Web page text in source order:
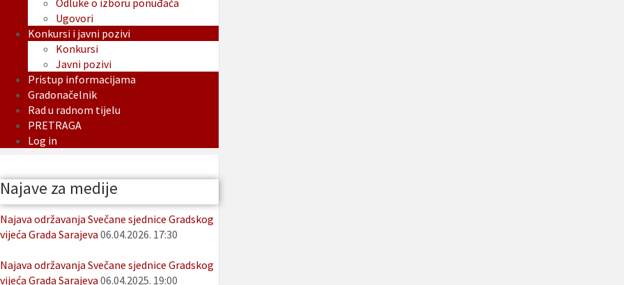
Odluke o izboru ponuđača
Ugovori
Konkursi i javni pozivi
Konkursi
Javni pozivi
Pristup informacijama
Gradonačelnik
Rad u radnom tijelu
PRETRAGA
Log in
Najave za medije
Najava održavanja Svečane sjednice Gradskog
vijeća Grada Sarajeva 06.04.2026. 17:30
Najava održavanja Svečane sjednice Gradskog
vijeća Grada Sarajeva 06.04.2025. 19:00